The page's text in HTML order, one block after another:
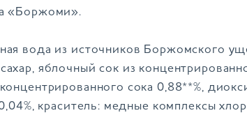
«Боржоми».
вода из источников Боржомского
яблочный сок из
сока 0,88**%,
0,04%, краситель: медные комплексы